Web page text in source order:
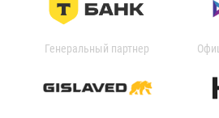
Генеральный партнер